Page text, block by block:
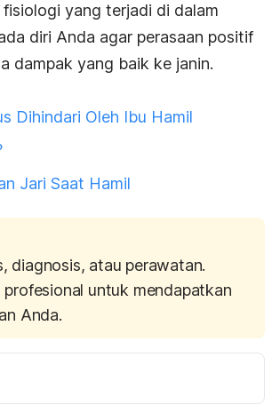
yang terjadi di dalam
diri Anda agar perasaan positif
dampak yang baik ke janin.
Dihindari Oleh Ibu Hamil
Jari Saat Hamil
diagnosis, atau perawatan.
untuk mendapatkan
Anda.